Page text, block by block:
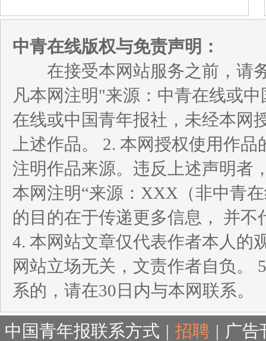
中青在线版权与免责声明：
在接受本网站服务之前，请务
凡本网注明"来源：中青在线或
在线或中国青年报社，未经本网
上述作品。 2. 本网授权使用作
注明作品来源。违反上述声明者
本网注明“来源：XXX（非中青
的目的在于传递更多信息， 并
4. 本网站文章仅代表作者本人的
网站立场无关，文责作者自负。
系的，请在30日内与本网联系。
中国青年报联系方式 | 招聘 | 广告